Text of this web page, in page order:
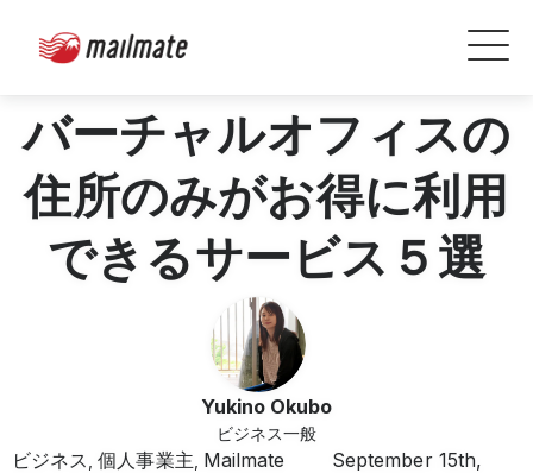
バーチャルオフィスの
住所のみがお得に利用
できるサービス５選
Yukino Okubo
ビジネス一般
ビジネス ,個人事業主 Mailmate
September 15th,